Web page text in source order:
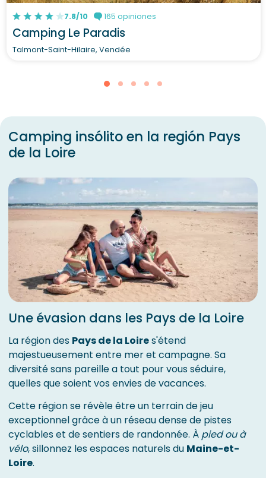
7.8/10 165 opiniones
Camping Le Paradis
Talmont-Saint-Hilaire, Vendée
Camping insólito en la región Pays
de la Loire
Une évasion dans les Pays de la Loire
La région des Pays de la Loires'étend
majestueusement entre mer et campagne. Sa
diversité sans pareille a tout pour vous séduire,
quelles que soient vos envies de vacances.
Cette région se révèle être un terrain de jeu
exceptionnel grâce à un réseau dense de pistes
cyclables et de sentiers de randonnée. À pied ou à
vélo, sillonnez les espaces naturels du Maine-et-
Loire.